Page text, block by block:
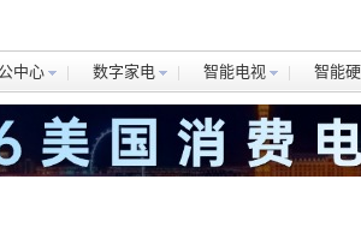
中心 数字家电 智能电视 智能